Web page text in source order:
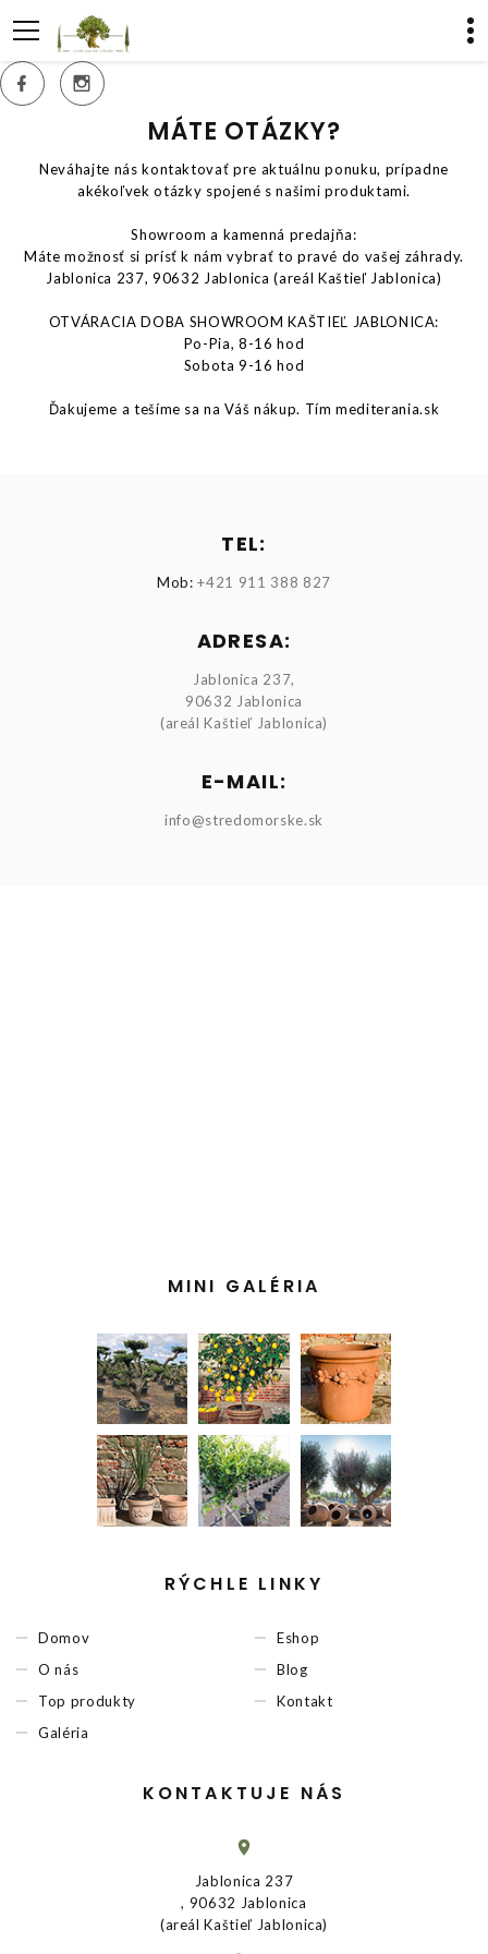
MÁTE OTÁZKY?
Neváhajte nás kontaktovať pre aktuálnu ponuku, prípadne
akékoľvek otázky spojené s našimi produktami.
Showroom a kamenná predajňa:
Máte možnosť si prísť k nám vybrať to pravé do vašej záhrady.
Jablonica 237, 90632 Jablonica (areál Kaštieľ Jablonica)
OTVÁRACIA DOBA SHOWROOM KAŠTIEĽ JABLONICA:
Po-Pia, 8-16 hod
Sobota 9-16 hod
Ďakujeme a tešíme sa na Váš nákup. Tím mediterania.sk
TEL:
Mob: +421 911 388 827
ADRESA:
Jablonica 237,
90632 Jablonica
(areál Kaštieľ Jablonica)
E-MAIL:
info@stredomorske.sk
MINI GALÉRIA
RÝCHLE LINKY
Domov
O nás
Top produkty
Galéria
Eshop
Blog
Kontakt
KONTAKTUJE NÁS
Jablonica 237
, 90632 Jablonica
(areál Kaštieľ Jablonica)